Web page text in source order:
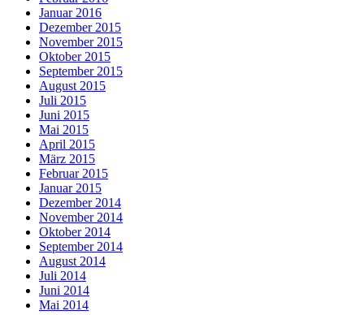
Januar 2016
Dezember 2015
November 2015
Oktober 2015
September 2015
August 2015
Juli 2015
Juni 2015
Mai 2015
April 2015
März 2015
Februar 2015
Januar 2015
Dezember 2014
November 2014
Oktober 2014
September 2014
August 2014
Juli 2014
Juni 2014
Mai 2014